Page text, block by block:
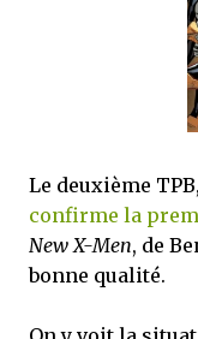
mettre sous tous les yeux.
Le deuxième
confirme la
New X-Men, de
bonne qualité.